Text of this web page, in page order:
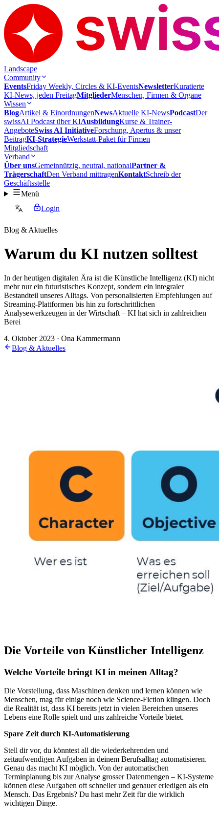
Landscape
Community
EventsFriday Weekly, Circles & KI-EventsNewsletterKuratierte
KI-News, jeden FreitagMitgliederMenschen, Firmen & Organe
Wissen
BlogArtikel & EinordnungenNewsAktuelle KI-NewsPodcastDer
swissAI Podcast über KIAusbildungKurse & Trainer-
AngeboteSwiss AI InitiativeForschung, Apertus & unser
BeitragKI-StrategieWerkstatt-Paket für Firmen
Mitgliedschaft
Verband
Über unsGemeinnützig, neutral, nationalPartner &
TrägerschaftDen Verband mittragenKontaktSchreib der
Geschäftsstelle
Menü
DE Login
Blog & Aktuelles
Warum du KI nutzen solltest
In der heutigen digitalen Ära ist die Künstliche Intelligenz (KI) nicht
mehr nur ein futuristisches Konzept, sondern ein integraler
Bestandteil unseres Alltags. Von personalisierten Empfehlungen auf
Streaming-Plattformen bis hin zu fortschrittlichen
Analysewerkzeugen in der Wirtschaft – KI hat sich in zahlreichen
Berei
4. Oktober 2023 · Ona Kammermann
Blog & Aktuelles
Die Vorteile von Künstlicher Intelligenz
Welche Vorteile bringt KI in meinen Alltag?
Die Vorstellung, dass Maschinen denken und lernen können wie
Menschen, mag für einige noch wie Science-Fiction klingen. Doch
die Realität ist, dass KI bereits jetzt in vielen Bereichen unseres
Lebens eine Rolle spielt und uns zahlreiche Vorteile bietet.
Spare Zeit durch KI-Automatisierung
Stell dir vor, du könntest all die wiederkehrenden und
zeitaufwendigen Aufgaben in deinem Berufsalltag automatisieren.
Genau das macht KI möglich. Von der automatischen
Terminplanung bis zur Analyse grosser Datenmengen – KI-Systeme
können diese Aufgaben oft schneller und genauer erledigen als ein
Mensch. Das Ergebnis? Du hast mehr Zeit für die wirklich
wichtigen Dinge.